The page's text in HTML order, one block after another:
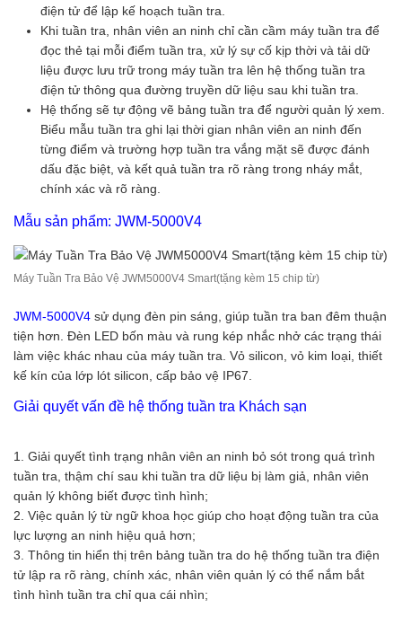
điện tử để lập kế hoạch tuần tra.
Khi tuần tra, nhân viên an ninh chỉ cần cầm máy tuần tra để
đọc thẻ tại mỗi điểm tuần tra, xử lý sự cố kịp thời và tải dữ
liệu được lưu trữ trong máy tuần tra lên hệ thống tuần tra
điện tử thông qua đường truyền dữ liệu sau khi tuần tra.
Hệ thống sẽ tự động vẽ bảng tuần tra để người quản lý xem.
Biểu mẫu tuần tra ghi lại thời gian nhân viên an ninh đến
từng điểm và trường hợp tuần tra vắng mặt sẽ được đánh
dấu đặc biệt, và kết quả tuần tra rõ ràng trong nháy mắt,
chính xác và rõ ràng.
Mẫu sản phẩm: JWM-5000V4
Máy Tuần Tra Bảo Vệ JWM5000V4 Smart(tặng kèm 15 chip từ)
JWM-5000V4 sử dụng đèn pin sáng, giúp tuần tra ban đêm thuận
tiện hơn. Đèn LED bốn màu và rung kép nhắc nhở các trạng thái
làm việc khác nhau của máy tuần tra. Vỏ silicon, vỏ kim loại, thiết
kế kín của lớp lót silicon, cấp bảo vệ IP67.
Giải quyết vấn đề hệ thống tuần tra Khách sạn
1. Giải quyết tình trạng nhân viên an ninh bỏ sót trong quá trình
tuần tra, thậm chí sau khi tuần tra dữ liệu bị làm giả, nhân viên
quản lý không biết được tình hình;
2. Việc quản lý từ ngữ khoa học giúp cho hoạt động tuần tra của
lực lượng an ninh hiệu quả hơn;
3. Thông tin hiển thị trên bảng tuần tra do hệ thống tuần tra điện
tử lập ra rõ ràng, chính xác, nhân viên quản lý có thể nắm bắt
tình hình tuần tra chỉ qua cái nhìn;